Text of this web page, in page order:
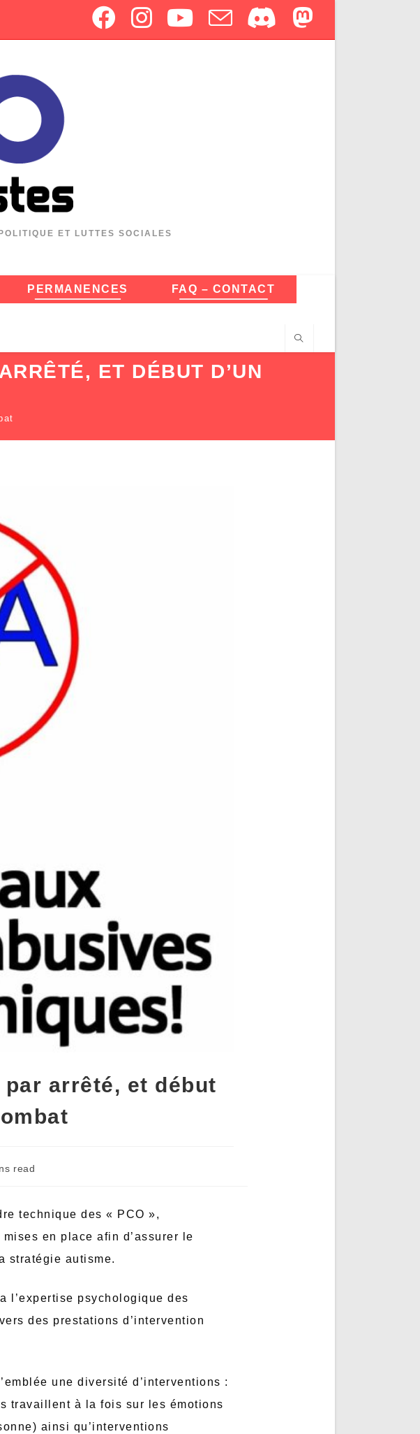
ET LUTTES SOCIALES
PERMANENCES FAQ – CONTACT
ET DÉBUT D’UN
arrêté, et début
read
technique des « PCO »,
en place afin d’assurer le
stratégie autisme.
l’expertise psychologique des
des prestations d’intervention
une diversité d’interventions :
travaillent à la fois sur les émotions
ainsi qu’interventions